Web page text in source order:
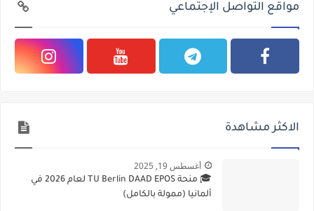
مواقع التواصل الإجتماعي
الاكثر مشاهدة
أغسطس 19, 2025
🎓 منحة TU Berlin DAAD EPOS لعام 2026 في
ألمانيا (ممولة بالكامل)